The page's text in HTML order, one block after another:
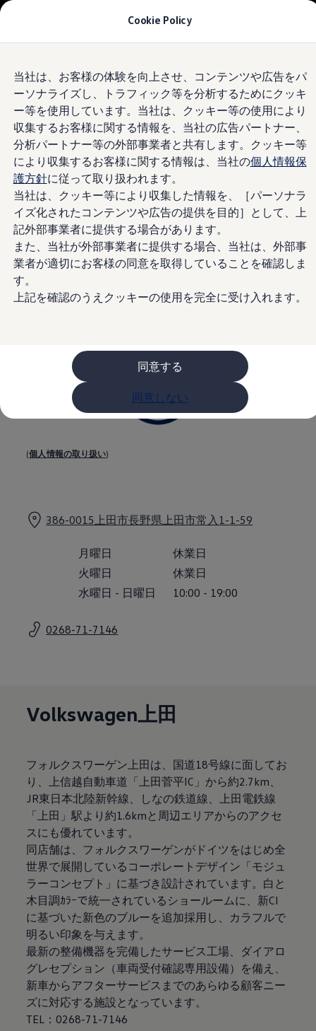
Cookie Policy
当社は、お客様の体験を向上させ、コンテンツや広告をパ
ーソナライズし、トラフィック等を分析するためにクッキ
ー等を使用しています。当社は、クッキー等の使用により
収集するお客様に関する情報を、当社の広告パートナー、
分析パートナー等の外部事業者と共有します。クッキー等
により収集するお客様に関する情報は、当社の個人情報保
護方針に従って取り扱われます。
当社は、クッキー等により収集した情報を、［パーソナラ
イズ化されたコンテンツや広告の提供を目的］として、上
記外部事業者に提供する場合があります。
また、当社が外部事業者に提供する場合、当社は、外部事
業者が適切にお客様の同意を取得していることを確認しま
す。
上記を確認のうえクッキーの使用を完全に受け入れます。
同意する
同意しない
main
content
to
footer
モデル＆見積りシミュレーション
セーフティ マイスター
ID. Buzz
T-Cross
Tiguan
Golf
Golf GTI
Golf R
Golf Variant
Golf R Variant
Passat
ID.4
Polo
Polo GTI
Golf Touran
T-Roc
T-Roc R
フォルクスワーゲンマガジン
キャンペーン/イベント
レビュー動画
オファー
Golf お乗り換えを10万円補助
Tiguan 購入後、5年間の安心サポートが無償
Golf Variant お乗り換えを10万円補助
Volkswagenアンバサダープログラム
ファイナンシャルサービス
フォルクスワーゲン自動車保険プラス
Volkswagen Card
カスタマーポータル 登録・ログイン
Match Maker 登録・ログイン
補助金・エコカー優遇制度
ID.4
Golf
Golf Variant
アフターサービス
ホイールとタイヤ
路上故障に関するサポート
Lifestyle & goods
Car Navigation System
Drive Recorder
お客様情報
リサイクルへの取組み
警告灯とインジケーターランプ
特定整備情報
ユーザーガイド
運転上の注意
自動車リサイクル法
ロイヤリティプログラム
安心プログラム
メンテナンスプログラム
延長保証ウォルフィサポート
カスタマーセンター
タイヤパンク補償
認定中古車
“Certified Pre-Owned”の品質とは
延長保証サービスガイド
9つの約束
スマート買取
キャンペーン/ファイナンスプログラム
Volkswagen上田
4.7|189 レビュー
(個人情報の取り扱い)
386-0015上田市長野県上田市常入1-1-59
0268-71-7146
月曜日
休業日
火曜日
休業日
水曜日 - 日曜日 10:00 - 19:00
Volkswagen上田
フォルクスワーゲン上田は、国道18号線に面してお
り、上信越自動車道「上田菅平IC」から約2.7km、
JR東日本北陸新幹線、しなの鉄道線、上田電鉄線
「上田」駅より約1.6kmと周辺エリアからのアクセ
スにも優れています。
同店舗は、フォルクスワーゲンがドイツをはじめ全
世界で展開しているコーポレートデザイン「モジュ
ラーコンセプト」に基づき設計されています。白と
木目調ｶﾗｰで統一されているショールームに、新CI
に基づいた新色のブルーを追加採用し、カラフルで
明るい印象を与えます。
最新の整備機器を完備したサービス工場、ダイアロ
グレセプション（車両受付確認専用設備）を備え、
新車からアフターサービスまでのあらゆる顧客ニー
ズに対応する施設となっています。
TEL：0268-71-7146